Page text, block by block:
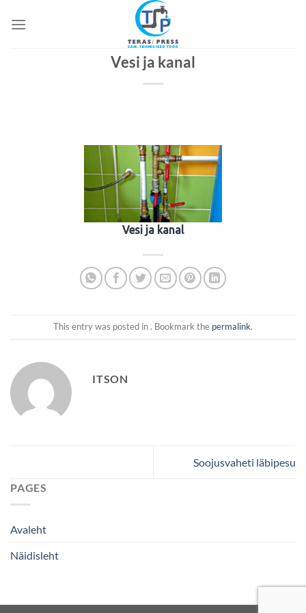
Vesi ja kanal
Vesi ja kanal
This entry was posted in . Bookmark the permalink.
ITSON
Soojusvaheti läbipesu
PAGES
Avaleht
Näidisleht